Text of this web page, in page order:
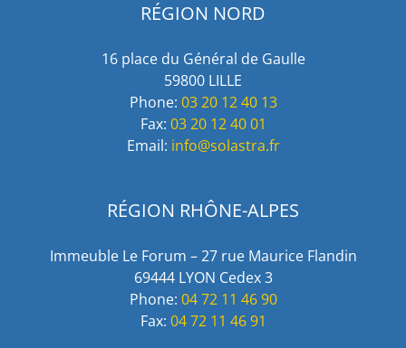
RÉGION NORD
16 place du Général de Gaulle
59800 LILLE
Phone: 03 20 12 40 13
Fax: 03 20 12 40 01
Email: info@solastra.fr
RÉGION RHÔNE-ALPES
Immeuble Le Forum – 27 rue Maurice Flandin
69444 LYON Cedex 3
Phone: 04 72 11 46 90
Fax: 04 72 11 46 91